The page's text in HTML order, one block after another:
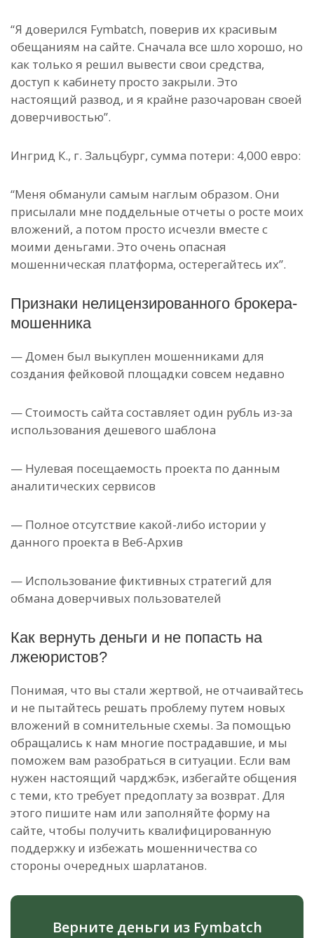
“Я доверился Fymbatch, поверив их красивым
обещаниям на сайте. Сначала все шло хорошо, но
как только я решил вывести свои средства,
доступ к кабинету просто закрыли. Это
настоящий развод, и я крайне разочарован своей
доверчивостью”.
Ингрид К., г. Зальцбург, сумма потери: 4,000 евро:
“Меня обманули самым наглым образом. Они
присылали мне поддельные отчеты о росте моих
вложений, а потом просто исчезли вместе с
моими деньгами. Это очень опасная
мошенническая платформа, остерегайтесь их”.
Признаки нелицензированного брокера-
мошенника
— Домен был выкуплен мошенниками для
создания фейковой площадки совсем недавно
— Стоимость сайта составляет один рубль из-за
использования дешевого шаблона
— Нулевая посещаемость проекта по данным
аналитических сервисов
— Полное отсутствие какой-либо истории у
данного проекта в Веб-Архив
— Использование фиктивных стратегий для
обмана доверчивых пользователей
Как вернуть деньги и не попасть на
лжеюристов?
Понимая, что вы стали жертвой, не отчаивайтесь
и не пытайтесь решать проблему путем новых
вложений в сомнительные схемы. За помощью
обращались к нам многие пострадавшие, и мы
поможем вам разобраться в ситуации. Если вам
нужен настоящий чарджбэк, избегайте общения
с теми, кто требует предоплату за возврат. Для
этого пишите нам или заполняйте форму на
сайте, чтобы получить квалифицированную
поддержку и избежать мошенничества со
стороны очередных шарлатанов.
Верните деньги из Fymbatch